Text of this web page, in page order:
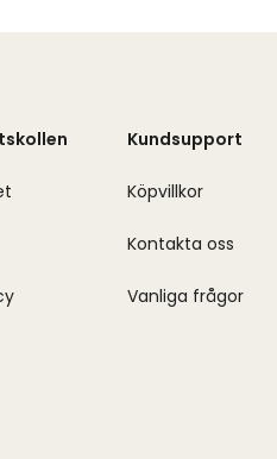
Kundsupport
Köpvillkor
Kontakta oss
Vanliga frågor